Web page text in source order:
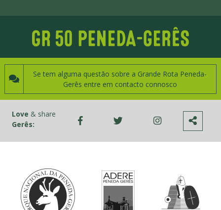
Se tem alguma questão sobre a Grande Rota Peneda-
Gerês entre em contacto connosco
Love & share
Gerês: